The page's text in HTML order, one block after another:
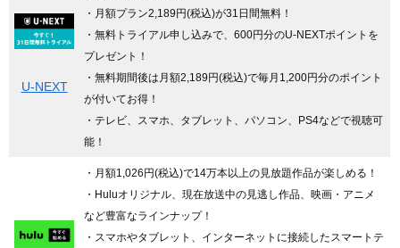
U-NEXT
・月額プラン2,189円(税込)が31日間無料！
・無料トライアル申し込みで、600円分のU-NEXTポイントを
プレゼント！
・無料期間後は月額2,189円(税込)で毎月1,200円分のポイント
が付いてお得！
・テレビ、スマホ、タブレット、パソコン、PS4などで視聴可
能！
・月額1,026円(税込)で14万本以上の見放題作品が楽しめる！
・Huluオリジナル、現在放送中の見逃し作品、映画・アニメ
など豊富なラインナップ！
・スマホやタブレット、インターネットに接続したスマートテ